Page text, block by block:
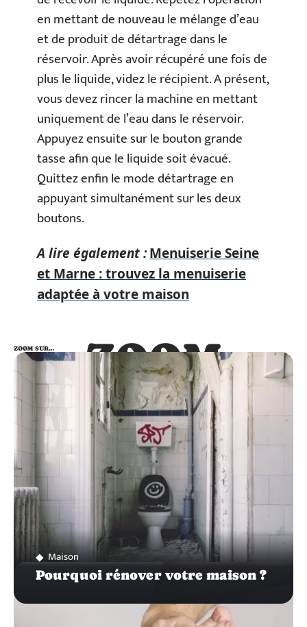
en mettant de nouveau le mélange d’eau
et de produit de détartrage dans le
réservoir. Après avoir récupéré une fois de
plus le liquide, videz le récipient. A présent,
vous devez rincer la machine en mettant
uniquement de l’eau dans le réservoir.
Appuyez ensuite sur le bouton grande
tasse afin que le liquide soit évacué.
Quittez enfin le mode détartrage en
appuyant simultanément sur les deux
boutons.
A lire également :Menuiserie Seine
et Marne : trouvez la menuiserie
adaptée à votre maison
ZOOM
SUR…
ZOOM SUR…
Maison
Pourquoi rénover votre maison ?